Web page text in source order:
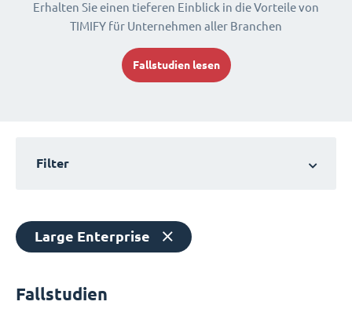
Erhalten Sie einen tieferen Einblick in die Vorteile von
TIMIFY für Unternehmen aller Branchen
Fallstudien lesen
Filter
Large Enterprise
Fallstudien